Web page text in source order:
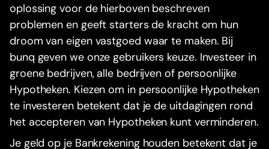
oplossing voor de hierboven beschreven
problemen en geeft starters de kracht om hun
droom van eigen vastgoed waar te maken. Bij
bunq geven we onze gebruikers keuze. Investeer in
groene bedrijven, alle bedrijven of persoonlijke
Hypotheken. Kiezen om in persoonlijke Hypotheken
te investeren betekent dat je de uitdagingen rond
het accepteren van Hypotheken kunt verminderen.
Je geld op je Bankrekening houden betekent dat je